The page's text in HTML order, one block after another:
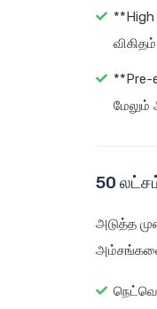
**Pre-
50
அடுத்த